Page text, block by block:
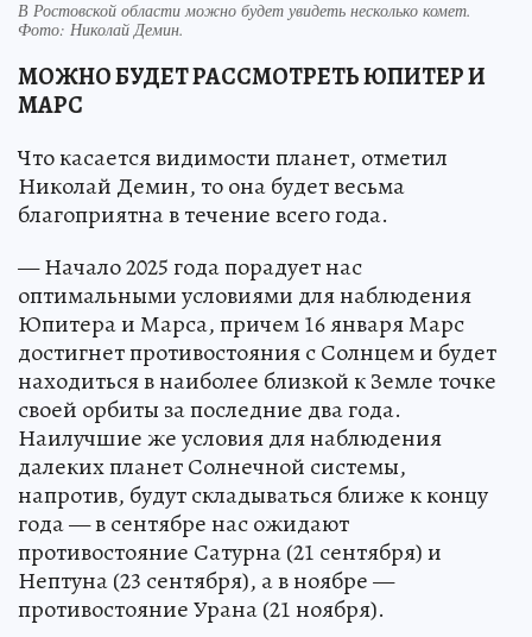
В Ростовской области можно будет увидеть несколько комет.
Фото: Николай Демин.
МОЖНО БУДЕТ РАССМОТРЕТЬ ЮПИТЕР И
МАРС
Что касается видимости планет, отметил
Николай Демин, то она будет весьма
благоприятна в течение всего года.
— Начало 2025 года порадует нас
оптимальными условиями для наблюдения
Юпитера и Марса, причем 16 января Марс
достигнет противостояния с Солнцем и будет
находиться в наиболее близкой к Земле точке
своей орбиты за последние два года.
Наилучшие же условия для наблюдения
далеких планет Солнечной системы,
напротив, будут складываться ближе к концу
года — в сентябре нас ожидают
противостояние Сатурна (21 сентября) и
Нептуна (23 сентября), а в ноябре —
противостояние Урана (21 ноября).